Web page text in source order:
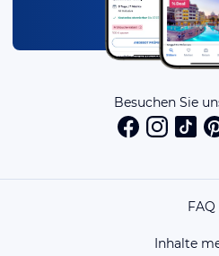
Besuchen Sie
FAQ
Inhalte